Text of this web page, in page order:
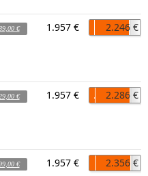
€ 1.957 € 2.246 €
€ 1.957 € 2.286 €
€ 1.957 € 2.356 €